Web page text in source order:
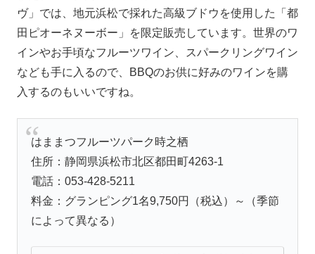
ヴ」では、地元浜松で採れた高級ブドウを使用した「都
田ピオーネヌーボー」を限定販売しています。世界のワ
インやお手頃なフルーツワイン、スパークリングワイン
なども手に入るので、BBQのお供に好みのワインを購
入するのもいいですね。
はままつフルーツパーク時之栖
住所：静岡県浜松市北区都田町4263-1
電話：053-428-5211
料金：グランピング1名9,750円（税込）～（季節
によって異なる）